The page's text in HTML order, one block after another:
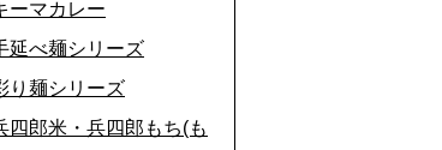
ーマカレー
延べ麺シリーズ
り麺シリーズ
四郎米・兵四郎もち(も